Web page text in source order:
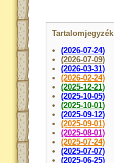
Tartalomjegyzék
(2026-07-24)
(2026-07-09)
(2026-03-31)
(2026-02-24)
(2025-12-21)
(2025-10-05)
(2025-10-01)
(2025-09-12)
(2025-09-01)
(2025-08-01)
(2025-07-24)
(2025-07-07)
(2025-06-25)